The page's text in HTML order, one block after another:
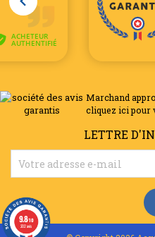
Marchand
cliquez ici pour
LETTRE
9.8/10
202 avis